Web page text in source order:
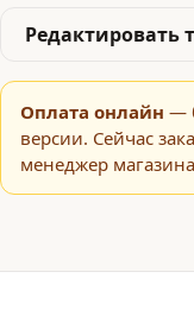
Редактировать
Оплата онлайн —
версии. Сейчас
менеджер